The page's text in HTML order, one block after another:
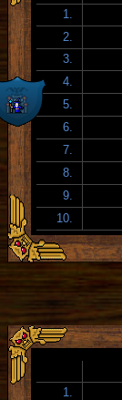
1.
2.
3.
4.
5.
6.
7.
8.
9.
10.
1.